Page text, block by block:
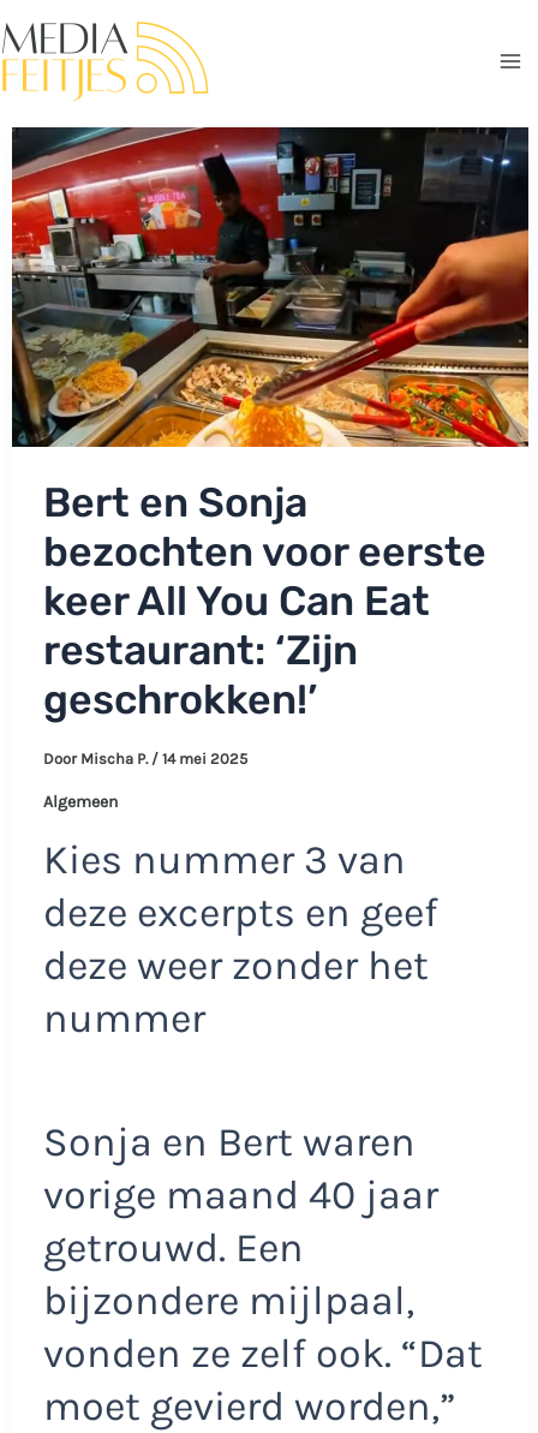
naar
de
Bert en Sonja
bezochten voor eerste
keer All You Can Eat
restaurant: ‘Zijn
geschrokken!’
Door Mischa P. / 14 mei 2025
Algemeen
Kies nummer 3 van
deze excerpts en geef
deze weer zonder het
nummer
Sonja en Bert waren
vorige maand 40 jaar
getrouwd. Een
bijzondere mijlpaal,
vonden ze zelf ook. “Dat
moet gevierd worden,”